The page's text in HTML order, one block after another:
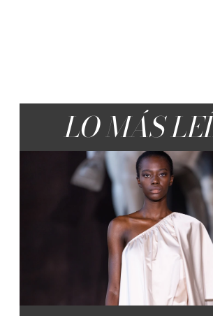
LO MÁS